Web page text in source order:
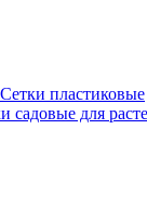
Сетки пластиковые
садовые для